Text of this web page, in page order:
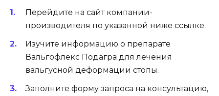
Перейдите на сайт компании-
производителя по указанной ниже ссылке.
Изучите информацию о препарате
Вальгофлекс Подагра для лечения
вальгусной деформации стопы.
Заполните форму запроса на консультацию,